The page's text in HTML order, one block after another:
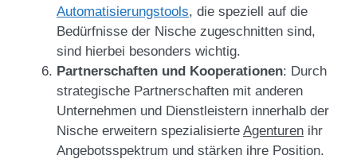
Automatisierungstools, die speziell auf die
Bedürfnisse der Nische zugeschnitten sind,
sind hierbei besonders wichtig.
Partnerschaften und Kooperationen: Durch
strategische Partnerschaften mit anderen
Unternehmen und Dienstleistern innerhalb der
Nische erweitern spezialisierte Agenturen ihr
Angebotsspektrum und stärken ihre Position.